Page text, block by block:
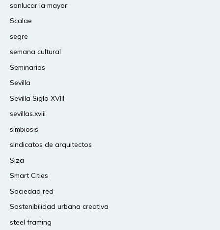
sanlucar la mayor
Scalae
segre
semana cultural
Seminarios
Sevilla
Sevilla Siglo XVIII
sevillas.xviii
simbiosis
sindicatos de arquitectos
Siza
Smart Cities
Sociedad red
Sostenibilidad urbana creativa
steel framing